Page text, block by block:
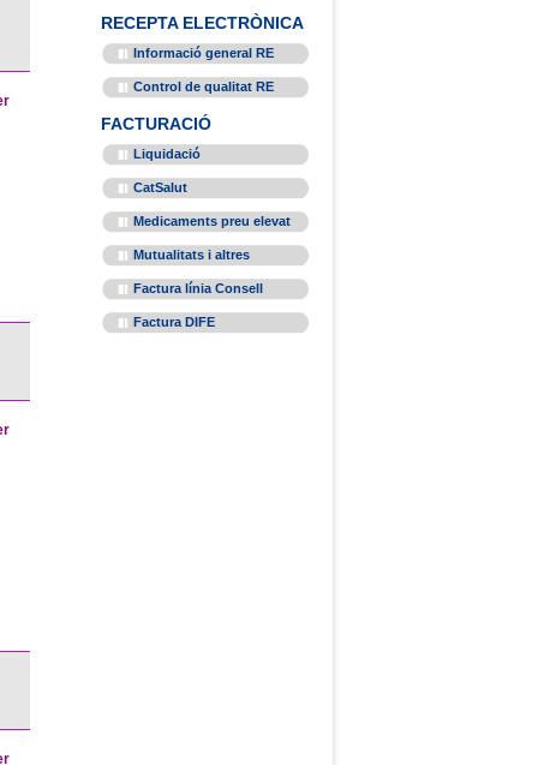
RECEPTA ELECTRÒNICA
Informació general RE
Control de qualitat RE
FACTURACIÓ
Liquidació
CatSalut
Medicaments preu elevat
Mutualitats i altres
Factura línia Consell
Factura DIFE